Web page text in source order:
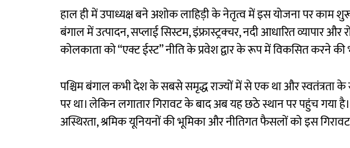
हाल ही में उपाध्यक्ष बने अशोक लाहिड़ी के नेतृत्व में इस योजना पर काम
बंगाल में उत्पादन, सप्लाई सिस्टम, इंफ्रास्ट्रक्चर, नदी आधारित व्यापार और
कोलकाता को “एक्ट ईस्ट” नीति के प्रवेश द्वार के रूप में विकसित करने की
पश्चिम बंगाल कभी देश के सबसे समृद्ध राज्यों में से एक था और स्वतंत्रता
पर था। लेकिन लगातार गिरावट के बाद अब यह छठे स्थान पर पहुंच गया है।
अस्थिरता, श्रमिक यूनियनों की भूमिका और नीतिगत फैसलों को इस